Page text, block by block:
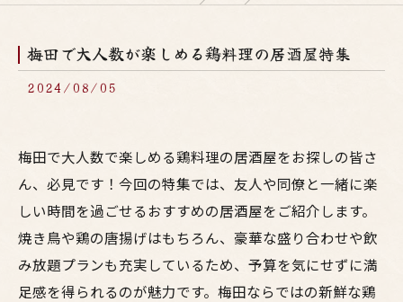
梅田で大人数が楽しめる鶏料理の居酒屋特集
2024/08/05
梅田で大人数で楽しめる鶏料理の居酒屋をお探しの皆さ
ん、必見です！今回の特集では、友人や同僚と一緒に楽
しい時間を過ごせるおすすめの居酒屋をご紹介します。
焼き鳥や鶏の唐揚げはもちろん、豪華な盛り合わせや飲
み放題プランも充実しているため、予算を気にせずに満
足感を得られるのが魅力です。梅田ならではの新鮮な鶏